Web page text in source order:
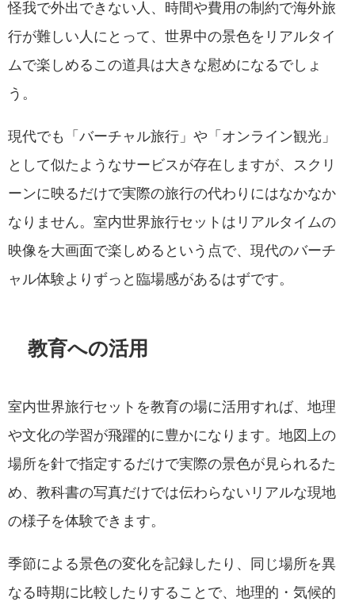
怪我で外出できない人、時間や費用の制約で海外旅
行が難しい人にとって、世界中の景色をリアルタイ
ムで楽しめるこの道具は大きな慰めになるでしょ
う。
現代でも「バーチャル旅行」や「オンライン観光」
として似たようなサービスが存在しますが、スクリ
ーンに映るだけで実際の旅行の代わりにはなかなか
なりません。室内世界旅行セットはリアルタイムの
映像を大画面で楽しめるという点で、現代のバーチ
ャル体験よりずっと臨場感があるはずです。
教育への活用
室内世界旅行セットを教育の場に活用すれば、地理
や文化の学習が飛躍的に豊かになります。地図上の
場所を針で指定するだけで実際の景色が見られるた
め、教科書の写真だけでは伝わらないリアルな現地
の様子を体験できます。
季節による景色の変化を記録したり、同じ場所を異
なる時期に比較したりすることで、地理的・気候的